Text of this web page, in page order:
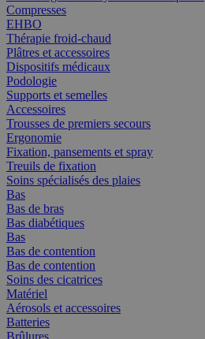
Compresses
EHBO
Thérapie froid-chaud
Plâtres et accessoires
Dispositifs médicaux
Podologie
Supports et semelles
Accessoires
Trousses de premiers secours
Ergonomie
Fixation, pansements et spray
Treuils de fixation
Soins spécialisés des plaies
Bas
Bas de bras
Bas diabétiques
Bas
Bas de contention
Bas de contention
Soins des cicatrices
Matériel
Aérosols et accessoires
Batteries